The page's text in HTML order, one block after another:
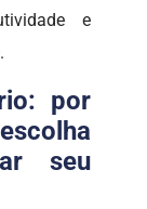
e
por
seu